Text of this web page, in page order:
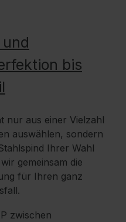
bis
nur aus einer Vielzahl
auswählen, sondern
Ihrer Wahl
gemeinsam die
für Ihren ganz
zwischen